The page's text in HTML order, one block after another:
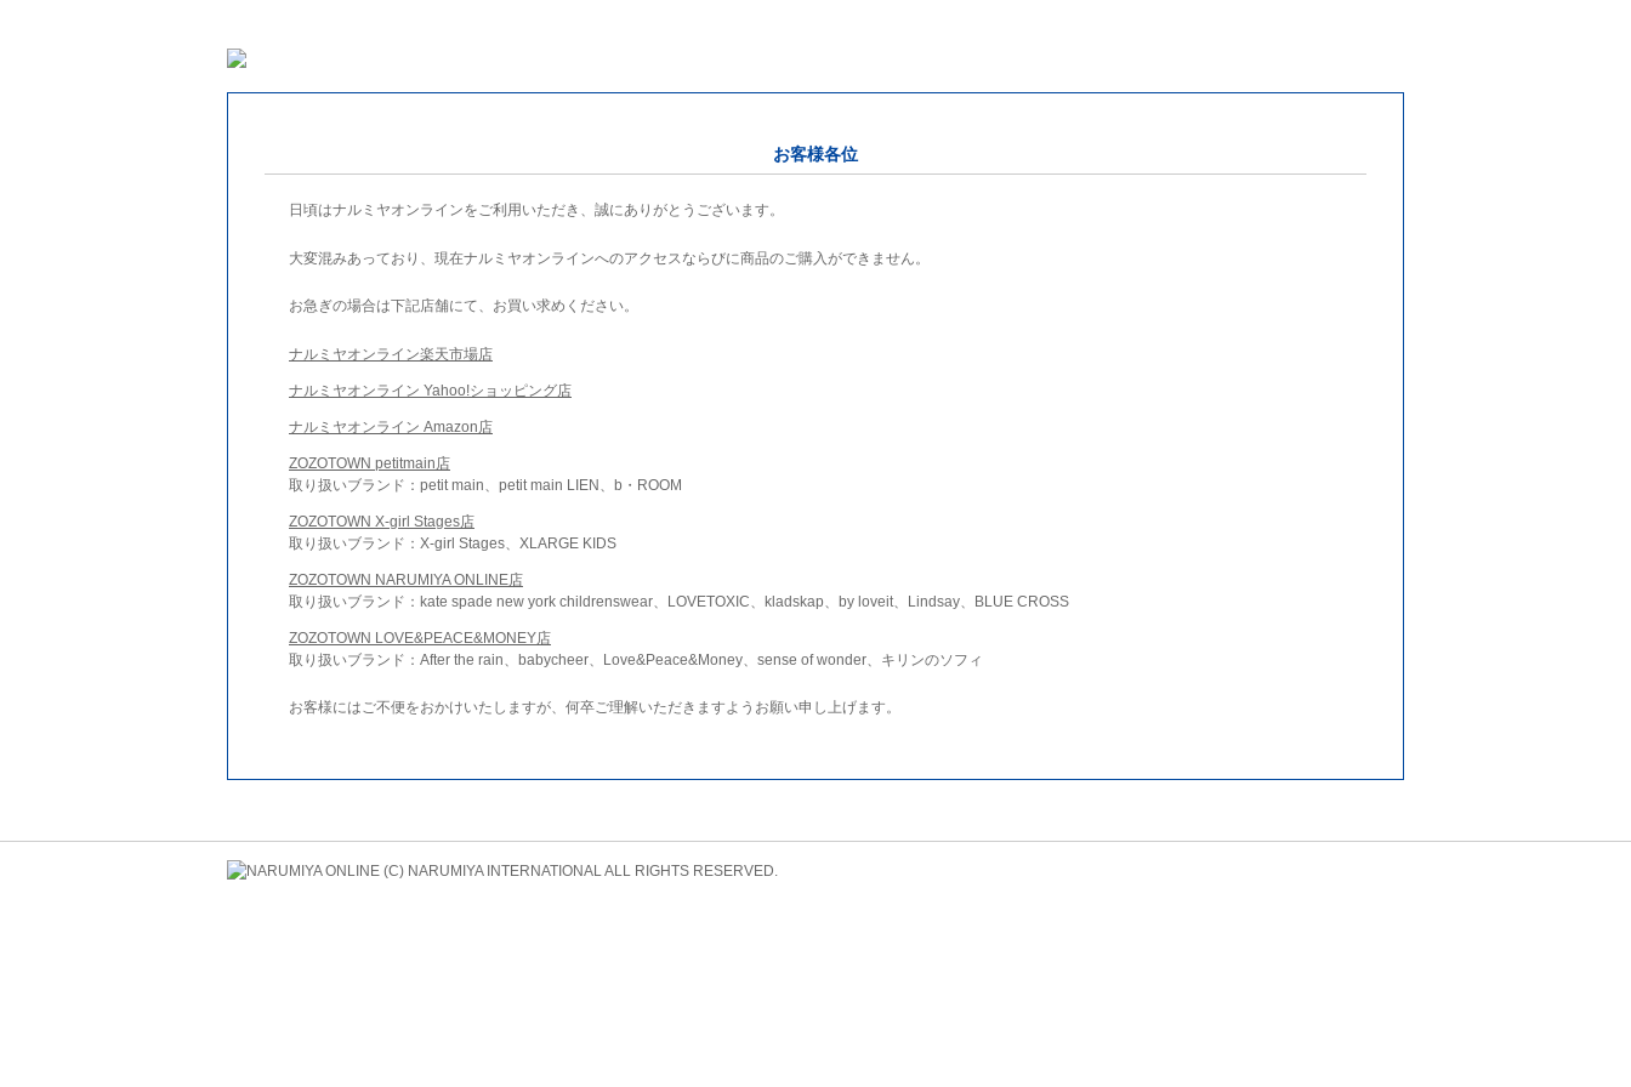
お客様各位
日頃はナルミヤオンラインをご利用いただき、誠にありがとうございます。
大変混みあっており、現在ナルミヤオンラインへのアクセスならびに商品のご購入ができません。
お急ぎの場合は下記店舗にて、お買い求めください。
ナルミヤオンライン楽天市場店
ナルミヤオンライン Yahoo!ショッピング店
ナルミヤオンライン Amazon店
ZOZOTOWN petitmain店
取り扱いブランド：petit main、petit main LIEN、b・ROOM
ZOZOTOWN X-girl Stages店
取り扱いブランド：X-girl Stages、XLARGE KIDS
ZOZOTOWN NARUMIYA ONLINE店
取り扱いブランド：kate spade new york childrenswear、LOVETOXIC、kladskap、by loveit、Lindsay、BLUE CROSS
ZOZOTOWN LOVE&PEACE&MONEY店
取り扱いブランド：After the rain、babycheer、Love&Peace&Money、sense of wonder、キリンのソフィ
お客様にはご不便をおかけいたしますが、何卒ご理解いただきますようお願い申し上げます。